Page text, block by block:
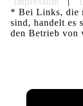
* Bei Links, die
sind, handelt es
den Betrieb von